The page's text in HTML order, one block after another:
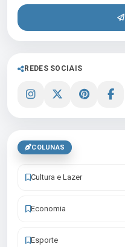
REDES SOCIAIS
COLUNAS
Cultura e Lazer
Economia
Esporte